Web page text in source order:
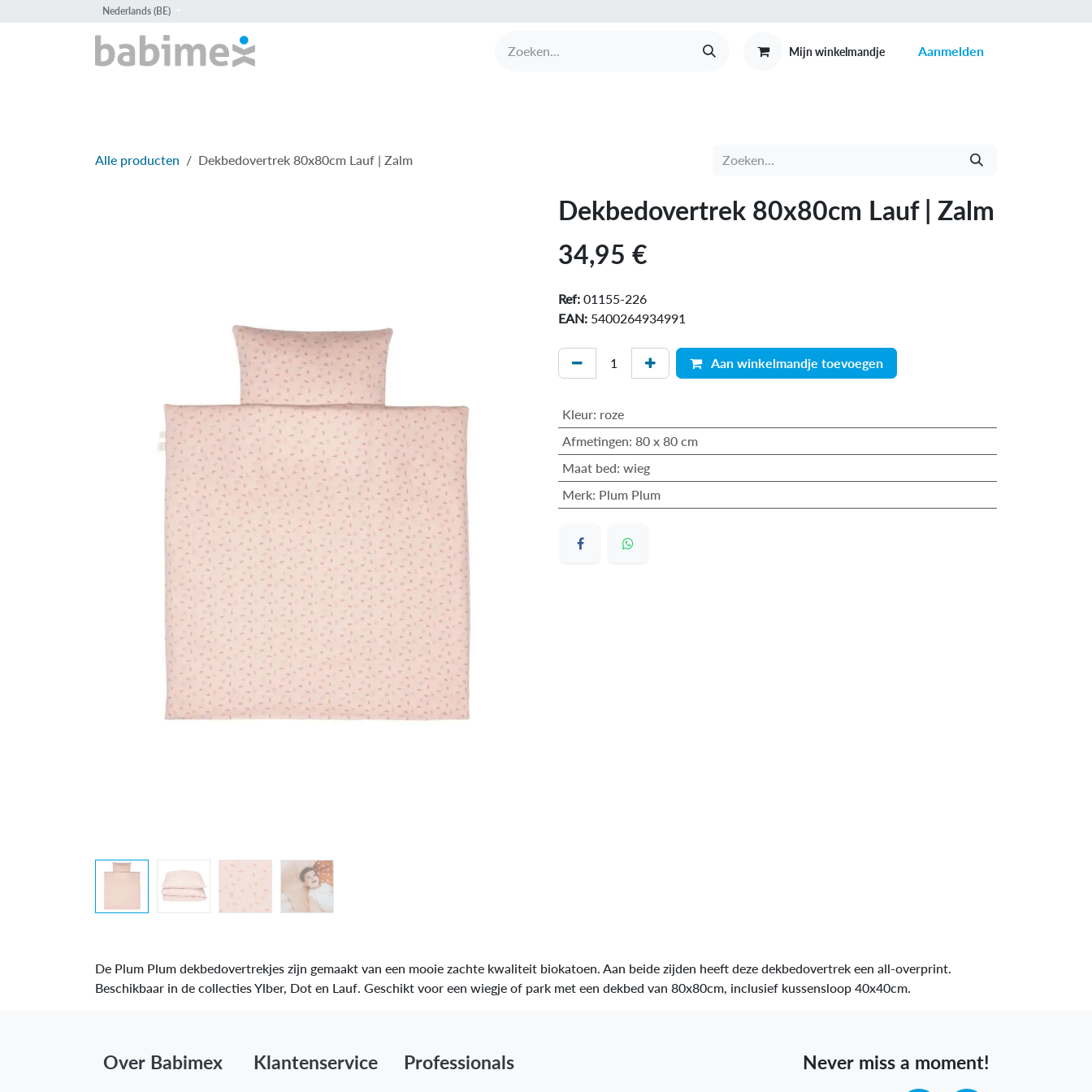
Overslaan naar inhoudNederlands (BE)
Mijn winkelmandje Aanmelden
Alle producten Dekbedovertrek 80x80cm Lauf | Zalm
Dekbedovertrek 80x80cm Lauf | Zalm
34,95 €
Ref: 01155-226
EAN: 5400264934991
Aan winkelmandje toevoegen
Kleur: roze
Afmetingen: 80 x 80 cm
Maat bed: wieg
Merk: Plum Plum
De Plum Plum dekbedovertrekjes zijn gemaakt van een mooie zachte kwaliteit biokatoen. Aan beide zijden heeft deze dekbedovertrek een all-overprint.
Beschikbaar in de collecties Ylber, Dot en Lauf. Geschikt voor een wiegje of park met een dekbed van 80x80cm, inclusief kussensloop 40x40cm.
Over Babimex Never miss a moment!
Klantenservice Professionals